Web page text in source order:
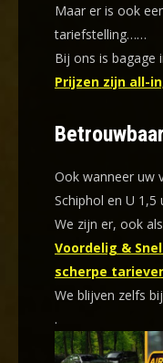
Maar er is ook
tariefstelling……
Bij ons is bagage
Prijzen zijn all-
Ook wanneer uw
Schiphol en U
We zijn er, ook
Voordelig &
scherpe
We blijven zelfs
.